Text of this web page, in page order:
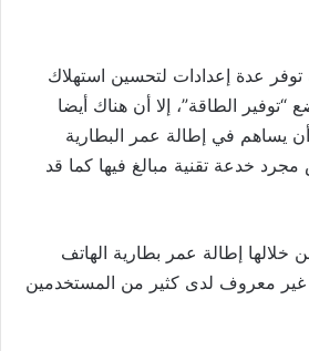
توفر عدة إعدادات لتحسين استهلاك
الطاقة”، إلا أن هناك أيضا
يساهم في إطالة عمر البطارية
خدعة تقنية مبالغ فيها كما قد
إطالة عمر بطارية الهاتف
غير معروف لدى كثير من المستخدمين